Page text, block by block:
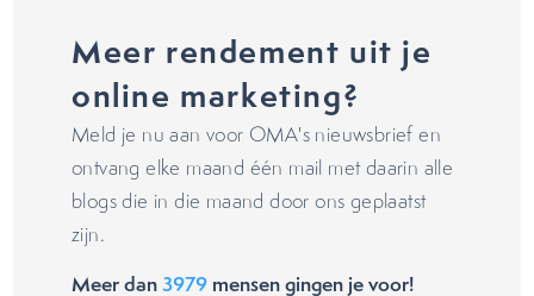
Meer rendement uit je
online marketing?
Meld je nu aan voor OMA's nieuwsbrief en
ontvang elke maand één mail met daarin alle
blogs die in die maand door ons geplaatst
zijn.
Meer dan3979 mensen gingen je voor!